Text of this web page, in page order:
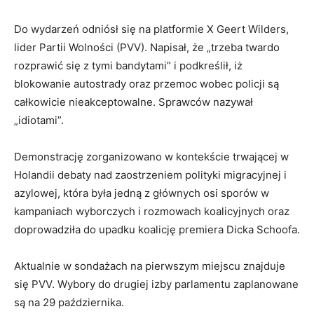
Do wydarzeń odniósł się na platformie X Geert Wilders,
lider Partii Wolności (PVV). Napisał, że „trzeba twardo
rozprawić się z tymi bandytami” i podkreślił, iż
blokowanie autostrady oraz przemoc wobec policji są
całkowicie nieakceptowalne. Sprawców nazywał
„idiotami”.
Demonstrację zorganizowano w kontekście trwającej w
Holandii debaty nad zaostrzeniem polityki migracyjnej i
azylowej, która była jedną z głównych osi sporów w
kampaniach wyborczych i rozmowach koalicyjnych oraz
doprowadziła do upadku koalicję premiera Dicka Schoofa.
Aktualnie w sondażach na pierwszym miejscu znajduje
się PVV. Wybory do drugiej izby parlamentu zaplanowane
są na 29 października.